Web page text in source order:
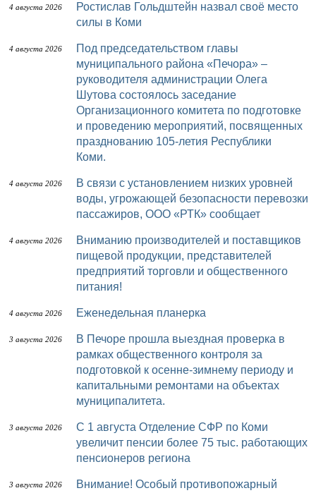
4 августа 2026
Ростислав Гольдштейн назвал своё место
силы в Коми
4 августа 2026
Под председательством главы
муниципального района «Печора» –
руководителя администрации Олега
Шутова состоялось заседание
Организационного комитета по подготовке
и проведению мероприятий, посвященных
празднованию 105-летия Республики
Коми.
4 августа 2026
В связи с установлением низких уровней
воды, угрожающей безопасности перевозки
пассажиров, ООО «РТК» сообщает
4 августа 2026
Вниманию производителей и поставщиков
пищевой продукции, представителей
предприятий торговли и общественного
питания!
4 августа 2026 Еженедельная планерка
3 августа 2026
В Печоре прошла выездная проверка в
рамках общественного контроля за
подготовкой к осенне-зимнему периоду и
капитальными ремонтами на объектах
муниципалитета.
3 августа 2026
С 1 августа Отделение СФР по Коми
увеличит пенсии более 75 тыс. работающих
пенсионеров региона
3 августа 2026
Внимание! Особый противопожарный